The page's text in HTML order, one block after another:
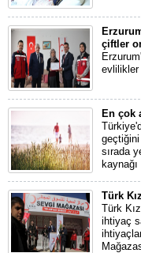
çiftler
evlilikler
En çok
geçtiğini
sırada
Türk
Türk
ihtiyaç